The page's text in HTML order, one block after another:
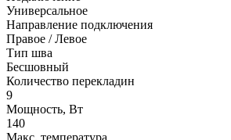
Универсальное
Направление подключения
Правое / Левое
Тип шва
Бесшовный
Количество перекладин
9
Мощность, Вт
140
Макс. температура